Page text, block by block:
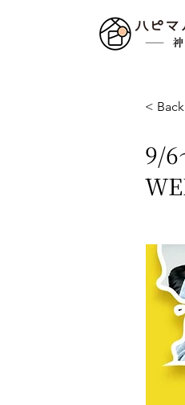
< Back
9/6